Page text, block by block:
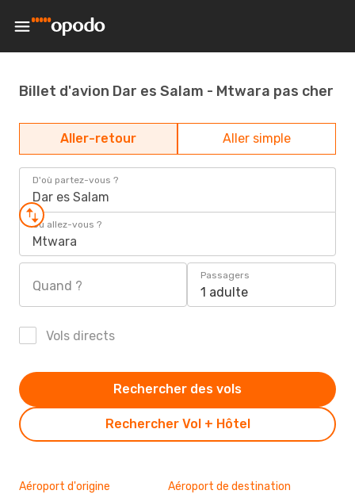
Billet d'avion Dar es Salam - Mtwara pas cher
Aller-retour Aller simple
D'où partez-vous ?
Dar es Salam
Où allez-vous ?
Mtwara
Quand ?
Passagers
1 adulte
Vols directs
Rechercher Vol + Hôtel
Rechercher des vols
Aéroport d'origine Aéroport de destination